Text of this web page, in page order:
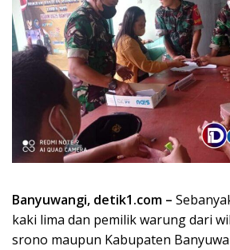
Banyuwangi, detik1.com –
kaki lima dan pemilik warung dari
srono maupun Kabupaten